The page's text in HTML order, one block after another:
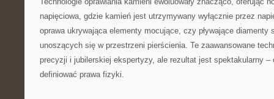
napięciowa, gdzie kamień jest utrzymywany wyłącznie przez
oprawa ukrywająca elementy mocujące, czy pływające diamenty
unoszących się w przestrzeni pierścienia. Te zaawansowane
precyzji i jubilerskiej ekspertyzy, ale rezultat jest spektakularny –
definiować prawa fizyki.